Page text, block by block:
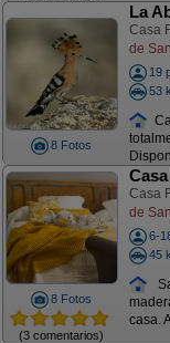
8 Fotos
La
Casa
de
19
53
8 Fotos
(3 comentarios)
Casa
de
6-
45
casa.